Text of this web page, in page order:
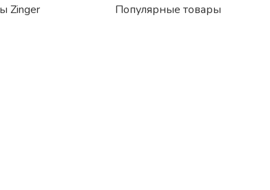
Zinger
Популярные товары